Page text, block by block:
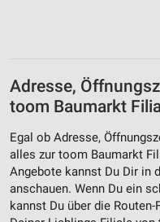
Adresse,
toom Baumarkt
Egal ob Adresse,
alles zur toom Baumarkt
Angebote kannst Du Dir in
anschauen. Wenn Du ein
kannst Du über die